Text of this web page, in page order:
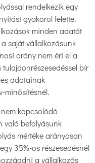
rendelkezik egy
gyakorol felette.
minden adatát
saját vállalkozásunk
arány nem éri el a
bír
adatainak
minősítésnél.
kapcsolódó
való befolyásunk
mértéke arányosan
35%-os részesedésnél
a vállalkozás